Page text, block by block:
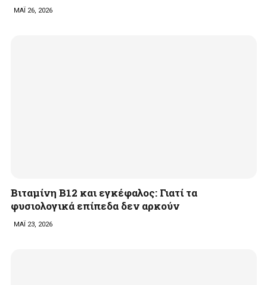
ΜΑΪ 26, 2026
Βιταμίνη B12 και εγκέφαλος: Γιατί τα
φυσιολογικά επίπεδα δεν αρκούν
ΜΑΪ 23, 2026